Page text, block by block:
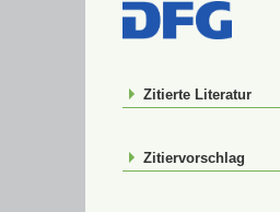
Zitierte Literatur
Zitiervorschlag